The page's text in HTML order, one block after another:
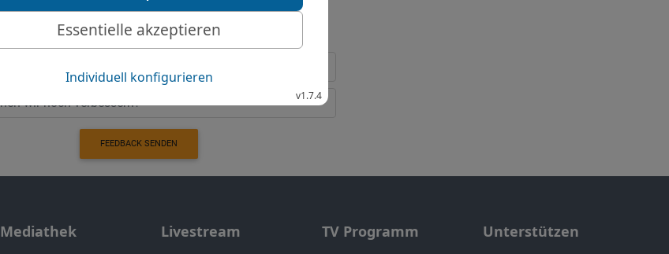
Möchtest du uns Feedback geben?
Bewertung der Bibelthek
FEEDBACK SENDEN
Mediathek Livestream TV Programm Unterstützen